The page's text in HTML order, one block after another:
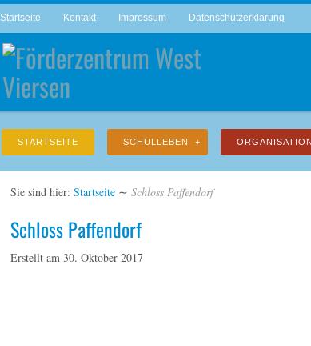
Startseite Kontakt Impressum Datenschutzerklärung
STARTSEITE SCHULLEBEN ORGANISATION
Sie sind hier: Startseite ∼ Schloss Paffendorf
Schloss Paffendorf
Erstellt am 30. Oktober 2017